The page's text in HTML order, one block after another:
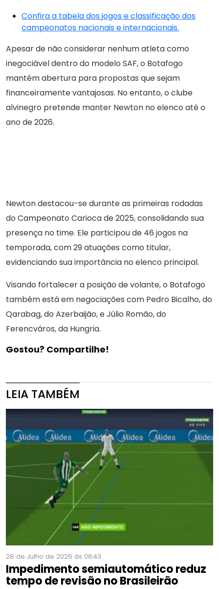
Confira a tabela dos jogos e classificação dos
campeonatos nacionais e internacionais.
Apesar de não considerar nenhum atleta como
inegociável dentro do modelo SAF, o Botafogo
mantém abertura para propostas que sejam
financeiramente vantajosas. No entanto, o clube
alvinegro pretende manter Newton no elenco até o
ano de 2026.
Newton destacou-se durante as primeiras rodadas
do Campeonato Carioca de 2025, consolidando sua
presença no time. Ele participou de 46 jogos na
temporada, com 29 atuações como titular,
evidenciando sua importância no elenco principal.
Visando fortalecer a posição de volante, o Botafogo
também está em negociações com Pedro Bicalho, do
Qarabag, do Azerbaijão, e Júlio Romão, do
Ferencváros, da Hungria.
Gostou? Compartilhe!
LEIA TAMBÉM
28 de Julho de 2026 às 08:43
Impedimento semiautomático reduz
tempo de revisão no Brasileirão